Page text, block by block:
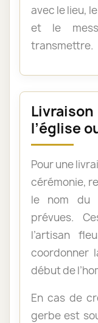
avec le lieu,
et le
transmettre.
l’église
Pour une
cérémonie,
le nom du
prévues.
l’artisan
coordonner
début de
En cas de
gerbe est